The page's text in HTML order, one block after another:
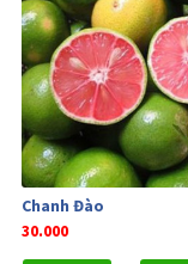
Chanh Đào
30.000